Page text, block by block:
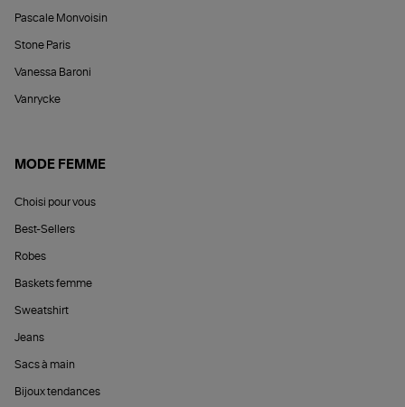
Pascale Monvoisin
Stone Paris
Vanessa Baroni
Vanrycke
MODE FEMME
Choisi pour vous
Best-Sellers
Robes
Baskets femme
Sweatshirt
Jeans
Sacs à main
Bijoux tendances